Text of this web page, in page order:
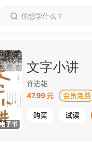
电子书
文字小讲
许进雄
47.99 元
购买 试读